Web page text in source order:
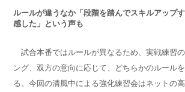
ルールが違うなか「段階を踏んでスキルアップ
感した」という声も
試合本番ではルールが異なるため、実戦練習
ング、双方の意向に応じて、どちらかのルール
る。今回の清風中による強化練習会はネットの